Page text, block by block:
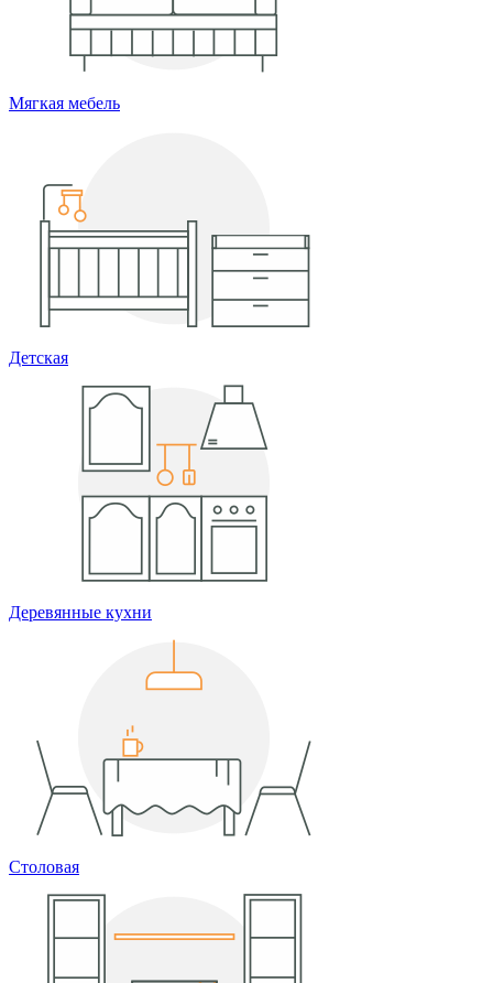
Мягкая мебель
Детская
Деревянные кухни
Столовая